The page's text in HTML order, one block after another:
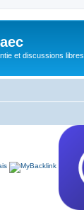
et discussions libres